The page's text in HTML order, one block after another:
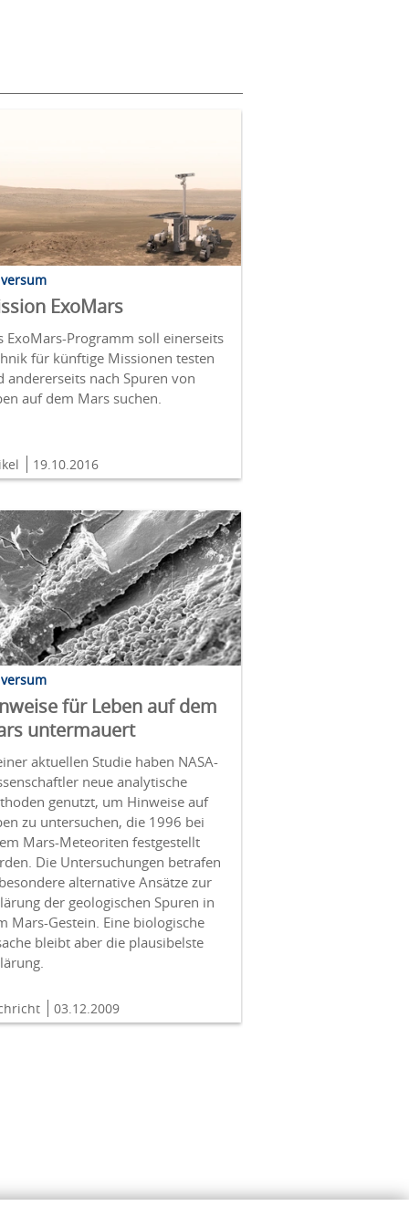
ExoMars
ExoMars-Programm soll einerseits
für künftige Missionen testen
andererseits nach Spuren von
auf dem Mars suchen.
19.10.2016
für Leben auf dem
untermauert
aktuellen Studie haben NASA-
neue analytische
genutzt, um Hinweise auf
zu untersuchen, die 1996 bei
Mars-Meteoriten festgestellt
Die Untersuchungen betrafen
alternative Ansätze zur
der geologischen Spuren in
Mars-Gestein. Eine biologische
bleibt aber die plausibelste
03.12.2009